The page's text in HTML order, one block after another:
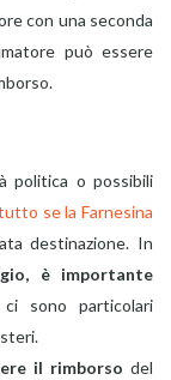
con una seconda
può essere
politica o possibili
se la Farnesina
destinazione. In
è importante
sono particolari
il rimborso del